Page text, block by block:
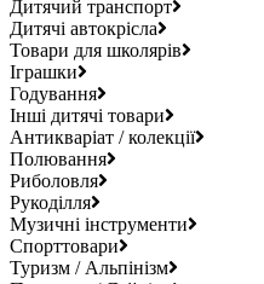
Дитячий транспорт
Дитячі автокрісла
Товари для школярів
Іграшки
Годування
Інші дитячі товари
Антикваріат / колекції
Полювання
Риболовля
Рукоділля
Музичні інструменти
Спорттовари
Туризм / Альпінізм